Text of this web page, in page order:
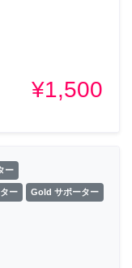
¥1,500
ー
ー Gold サポーター